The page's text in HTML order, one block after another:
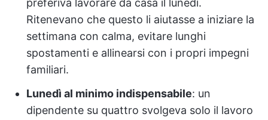
preferiva lavorare da casa il lunedì.
Ritenevano che questo li aiutasse a iniziare la
settimana con calma, evitare lunghi
spostamenti e allinearsi con i propri impegni
familiari.
Lunedì al minimo indispensabile: un
dipendente su quattro svolgeva solo il lavoro